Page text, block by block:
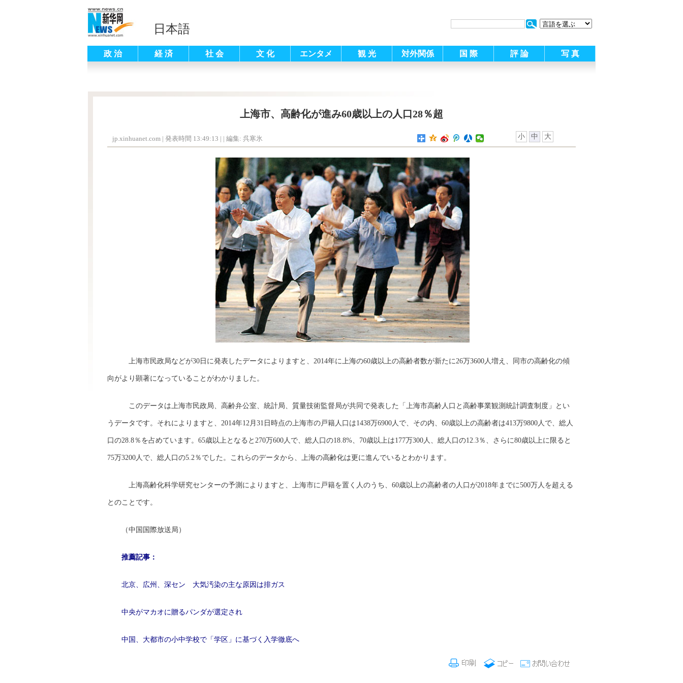
日本語
政 治 経 済 社 会 文 化 エンタメ 観 光 対外関係 国 際 評 論 写 真
上海市、高齢化が進み60歳以上の人口28％超
jp.xinhuanet.com | 発表時間 13:49:13 | | 編集: 呉寒氷 小 中 大
上海市民政局などが30日に発表したデータによりますと、2014年に上海の60歳以上の高齢者数が新たに26万3600人増え、同市の高齢化の傾
向がより顕著になっていることがわかりました。
このデータは上海市民政局、高齢弁公室、統計局、質量技術監督局が共同で発表した「上海市高齢人口と高齢事業観測統計調査制度」とい
うデータです。それによりますと、2014年12月31日時点の上海市の戸籍人口は1438万6900人で、その内、60歳以上の高齢者は413万9800人で、総人
口の28.8％を占めています。65歳以上となると270万600人で、総人口の18.8%、70歳以上は177万300人、総人口の12.3％、さらに80歳以上に限ると
75万3200人で、総人口の5.2％でした。これらのデータから、上海の高齢化は更に進んでいるとわかります。
上海高齢化科学研究センターの予測によりますと、上海市に戸籍を置く人のうち、60歳以上の高齢者の人口が2018年までに500万人を超える
とのことです。
（中国国際放送局）
推薦記事：
北京、広州、深セン 大気汚染の主な原因は排ガス
中央がマカオに贈るパンダが選定され
中国、大都市の小中学校で「学区」に基づく入学徹底へ